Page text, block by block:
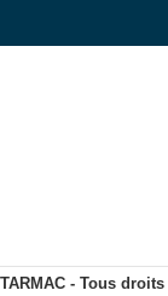
TARMAC - Tous